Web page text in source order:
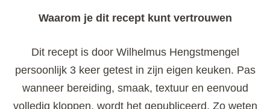
Waarom je dit recept kunt vertrouwen
Dit recept is door Wilhelmus Hengstmengel
persoonlijk 3 keer getest in zijn eigen keuken. Pas
wanneer bereiding, smaak, textuur en eenvoud
volledig kloppen, wordt het gepubliceerd. Zo weten